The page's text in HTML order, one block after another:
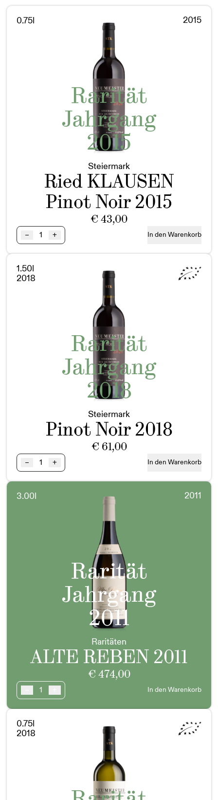
Rarität
Jahrgang
2015
0.75l 2015
Steiermark
Ried KLAUSEN
Pinot Noir 2015
€ 43,00
–
Pinot
Noir
Steiermark
+ In den Warenkorb
Rarität
Jahrgang
2018
1.50l
2018
Steiermark
Pinot Noir 2018
€ 61,00
–
Pinot
Noir
BIO
Magnum
+ In den Warenkorb
Rarität
Jahrgang
2011
3.00l 2011
Raritäten
ALTE REBEN 2011
€ 474,00
ALTE
REBEN
Sauvignon
STRADEN
Doppelmagnum
In den Warenkorb
0.75l
2018